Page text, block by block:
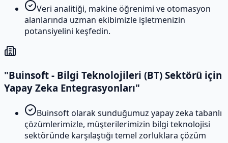
Veri analitiği, makine öğrenimi ve otomasyon
alanlarında uzman ekibimizle işletmenizin
potansiyelini keşfedin.
"Buinsoft - Bilgi Teknolojileri (BT) Sektörü için
Yapay Zeka Entegrasyonları"
Buinsoft olarak sunduğumuz yapay zeka tabanlı
çözümlerimizle, müşterilerimizin bilgi teknolojisi
sektöründe karşılaştığı temel zorluklara çözüm